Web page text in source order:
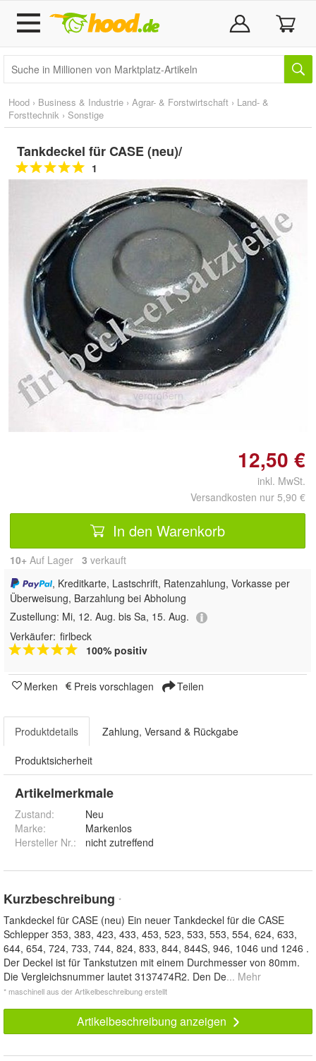
Hood › Business & Industrie › Agrar- & Forstwirtschaft › Land- &
Forsttechnik › Sonstige
Tankdeckel für CASE (neu)/
1
Doppelt antippen zum
vergrößern
12,50 €
inkl. MwSt.
Versandkosten nur 5,90 €
In den Warenkorb
10+ Auf Lager 3 verkauft
, Kreditkarte, Lastschrift, Ratenzahlung, Vorkasse per
Überweisung, Barzahlung bei Abholung
Zustellung: Mi, 12. Aug. bis Sa, 15. Aug.
Verkäufer: firlbeck
100% positiv
Merken Preis vorschlagen Teilen
Produktdetails Zahlung, Versand & Rückgabe
Produktsicherheit
Artikelmerkmale
Zustand:
Neu
Marke:
Markenlos
Hersteller Nr.:
nicht zutreffend
Kurzbeschreibung *
Tankdeckel für CASE (neu) Ein neuer Tankdeckel für die CASE
Schlepper 353, 383, 423, 433, 453, 523, 533, 553, 554, 624, 633,
644, 654, 724, 733, 744, 824, 833, 844, 844S, 946, 1046 und 1246 .
Der Deckel ist für Tankstutzen mit einem Durchmesser von 80mm.
Die Vergleichsnummer lautet 3137474R2. Den De... Mehr
* maschinell aus der Artikelbeschreibung erstellt
Artikelbeschreibung anzeigen